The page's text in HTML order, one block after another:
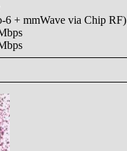
6 + mmWave via Chip RF)